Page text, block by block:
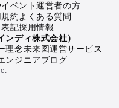
ベント運営者の方
約よくある質問
記採用情報
ディ株式会社）
理念未来図運営サービス
ンジニアブログ